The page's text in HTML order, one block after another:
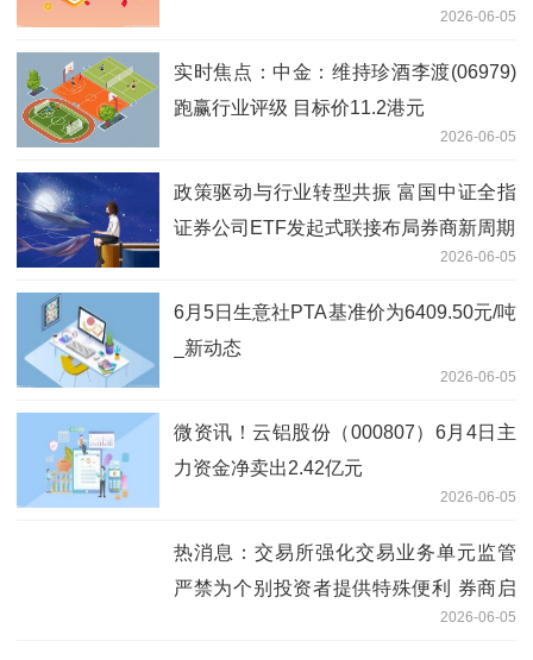
2026-06-05
实时焦点：中金：维持珍酒李渡(06979)
跑赢行业评级 目标价11.2港元
2026-06-05
政策驱动与行业转型共振 富国中证全指
证券公司ETF发起式联接布局券商新周期
2026-06-05
6月5日生意社PTA基准价为6409.50元/吨
_新动态
2026-06-05
微资讯！云铝股份（000807）6月4日主
力资金净卖出2.42亿元
2026-06-05
热消息：交易所强化交易业务单元监管
严禁为个别投资者提供特殊便利 券商启
2026-06-05